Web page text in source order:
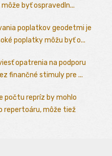
byť ospravedln...
poplatkov geodetmi je
poplatky môžu byť o...
opatrenia na podporu
finančné stimuly pre ...
počtu repríz by mohlo
repertoáru, môže tiež